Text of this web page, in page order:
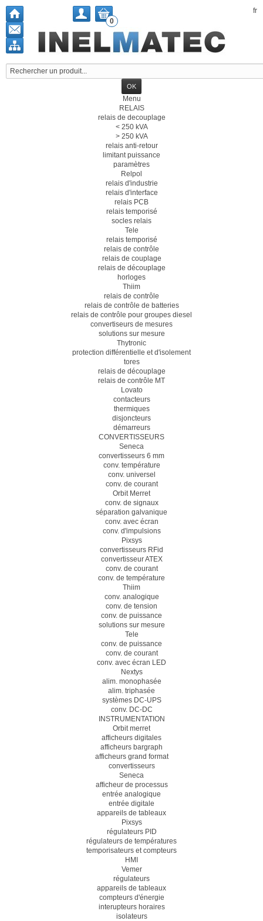
fr
0
Menu
RELAIS
relais de decouplage
< 250 kVA
> 250 kVA
relais anti-retour
limitant puissance
paramètres
Relpol
relais d'industrie
relais d'interface
relais PCB
relais temporisé
socles relais
Tele
relais temporisé
relais de contrôle
relais de couplage
relais de découplage
horloges
Thiim
relais de contrôle
relais de contrôle de batteries
relais de contrôle pour groupes diesel
convertiseurs de mesures
solutions sur mesure
Thytronic
protection différentielle et d'isolement
tores
relais de découplage
relais de contrôle MT
Lovato
contacteurs
thermiques
disjoncteurs
démarreurs
CONVERTISSEURS
Seneca
convertisseurs 6 mm
conv. température
conv. universel
conv. de courant
Orbit Merret
conv. de signaux
séparation galvanique
conv. avec écran
conv. d'impulsions
Pixsys
convertisseurs RFid
convertisseur ATEX
conv. de courant
conv. de température
Thiim
conv. analogique
conv. de tension
conv. de puissance
solutions sur mesure
Tele
conv. de puissance
conv. de courant
conv. avec écran LED
Nextys
alim. monophasée
alim. triphasée
systèmes DC-UPS
conv. DC-DC
INSTRUMENTATION
Orbit merret
afficheurs digitales
afficheurs bargraph
afficheurs grand format
convertisseurs
Seneca
afficheur de processus
entrée analogique
entrée digitale
appareils de tableaux
Pixsys
régulateurs PID
régulateurs de températures
temporisateurs et compteurs
HMI
Vemer
régulateurs
appareils de tableaux
compteurs d'énergie
interupteurs horaires
isolateurs